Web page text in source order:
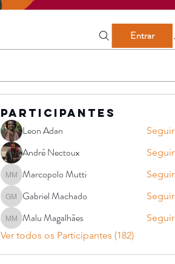
Entrar
Participantes
Leon Adan
Seguir
André Nectoux Seguir
Marcopolo Mutti
Marcopolo Mutti Seguir
Gabriel Machado
Gabriel Machado Seguir
Malu Magalhães
Malu Magalhães
Seguir
Ver todos os Participantes (182)